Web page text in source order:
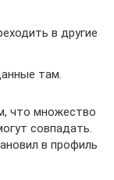
в другие
там.
что множество
совпадать.
в профиль